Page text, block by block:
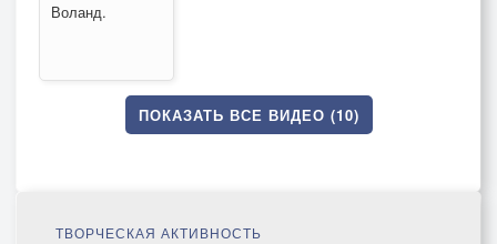
Воланд.
ПОКАЗАТЬ ВСЕ ВИДЕО (10)
ТВОРЧЕСКАЯ АКТИВНОСТЬ